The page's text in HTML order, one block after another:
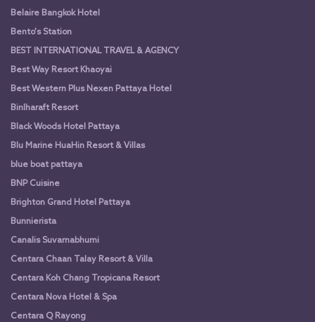
Belaire Bangkok Hotel
Bento's Station
BEST INTERNATIONAL TRAVEL & AGENCY
Best Way Resort Khaoyai
Best Western Plus Nexen Pattaya Hotel
Binlharaft Resort
Black Woods Hotel Pattaya
Blu Marine HuaHin Resort & Villas
blue boat pattaya
BNP Cuisine
Brighton Grand Hotel Pattaya
Bunnierista
Canalis Suvarnabhumi
Centara Chaan Talay Resort & Villa
Centara Koh Chang Tropicana Resort
Centara Nova Hotel & Spa
Centara Q Rayong